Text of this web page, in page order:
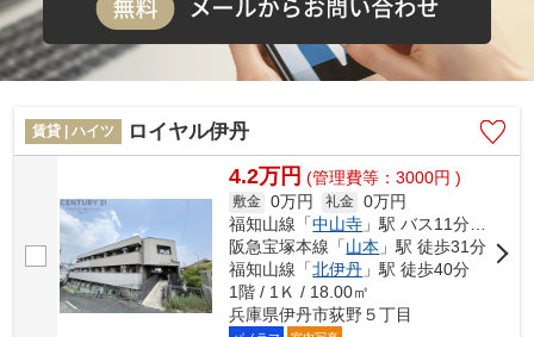
賃貸 | ハイツ ロイヤル伊丹
4.2万円 (管理費等：3000円 )
敷金 0万円 礼金 0万円
福知山線「中山寺 」駅 バス11分 「北センター前（兵庫県）」 停歩9分
阪急宝塚本線「山本 」駅 徒歩31分
福知山線「北伊丹 」駅 徒歩40分
1階 / 1Ｋ / 18.00㎡
兵庫県伊丹市荻野５丁目